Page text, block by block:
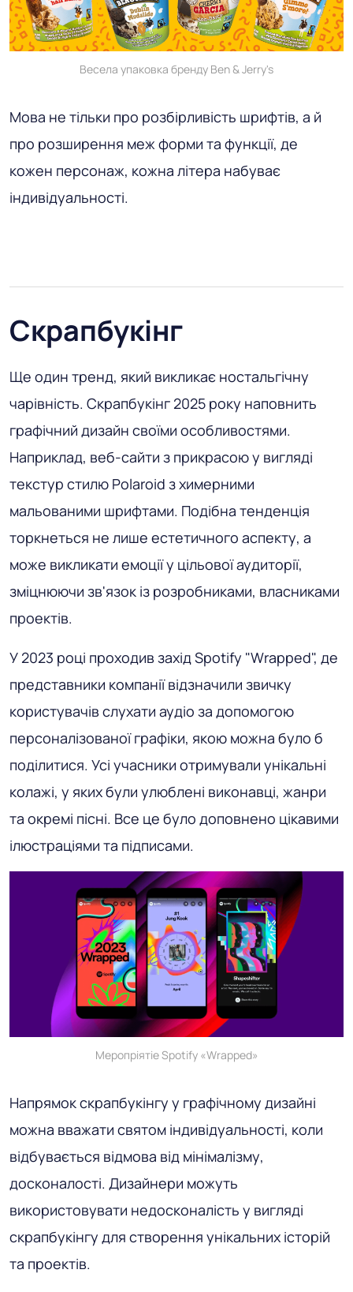
Весела упаковка бренду Ben & Jerry's
Мова не тільки про розбірливість шрифтів, а й
про розширення меж форми та функції, де
кожен персонаж, кожна літера набуває
індивідуальності.
Скрапбукінг
Ще один тренд, який викликає ностальгічну
чарівність. Скрапбукінг 2025 року наповнить
графічний дизайн своїми особливостями.
Наприклад, веб-сайти з прикрасою у вигляді
текстур стилю Polaroid з химерними
мальованими шрифтами. Подібна тенденція
торкнеться не лише естетичного аспекту, а
може викликати емоції у цільової аудиторії,
зміцнюючи зв'язок із розробниками, власниками
проектів.
У 2023 році проходив захід Spotify "Wrapped", де
представники компанії відзначили звичку
користувачів слухати аудіо за допомогою
персоналізованої графіки, якою можна було б
поділитися. Усі учасники отримували унікальні
колажі, у яких були улюблені виконавці, жанри
та окремі пісні. Все це було доповнено цікавими
ілюстраціями та підписами.
Меропріятіе Spotify «Wrapped»
Напрямок скрапбукінгу у графічному дизайні
можна вважати святом індивідуальності, коли
відбувається відмова від мінімалізму,
досконалості. Дизайнери можуть
використовувати недосконалість у вигляді
скрапбукінгу для створення унікальних історій
та проектів.